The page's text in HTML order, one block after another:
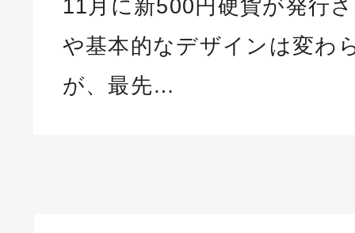
11月に新500円硬貨が発行
や基本的なデザインは変わ
が、最先…